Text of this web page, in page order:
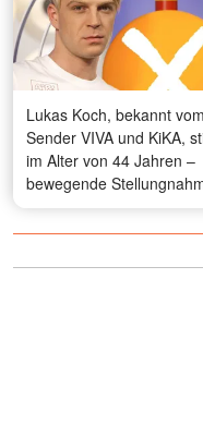
Lukas Koch, bekannt vom
Sender VIVA und KiKA,
im Alter von 44 Jahren –
bewegende
seiner Schwester